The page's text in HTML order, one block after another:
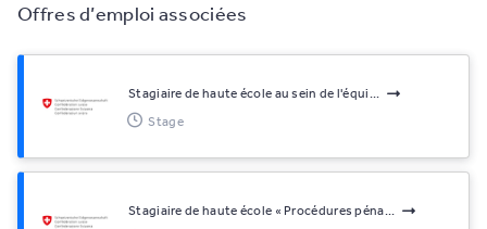
Offres d’emploi associées
Stagiaire de haute école au sein de l'équi...
Stage
Stagiaire de haute école « Procédures péna...